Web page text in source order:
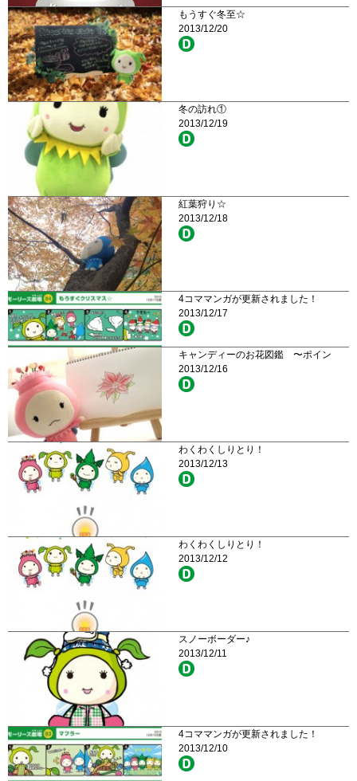
もうすぐ冬至☆
2013/12/20
冬の訪れ①
2013/12/19
紅葉狩り☆
2013/12/18
4コママンガが更新されました！
2013/12/17
キャンディーのお花図鑑 〜ポイン
2013/12/16
わくわくしりとり！
2013/12/13
わくわくしりとり！
2013/12/12
スノーボーダー♪
2013/12/11
4コママンガが更新されました！
2013/12/10